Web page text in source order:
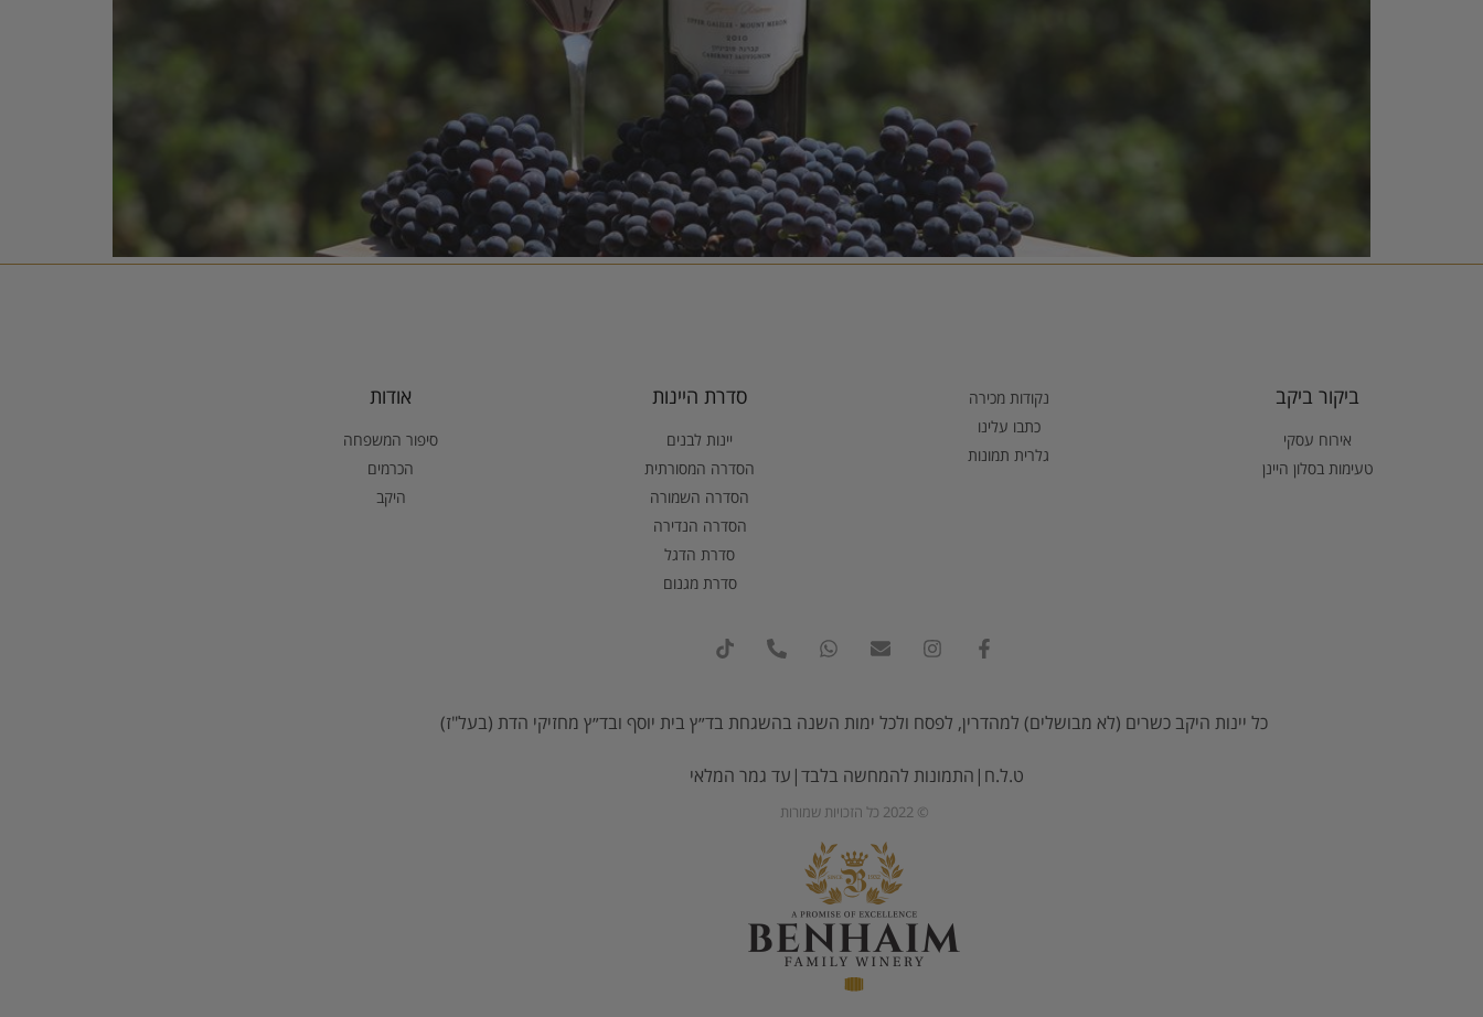
ביקור ביקב
אירוח עסקי
טעימות בסלון היינן
נקודות מכירה
כתבו עלינו
גלרית תמונות
סדרת היינות
יינות לבנים
הסדרה המסורתית
הסדרה השמורה
הסדרה הנדירה
סדרת הדגל
סדרת מגנום
אודות
סיפור המשפחה
הכרמים
היקב
כל יינות היקב כשרים (לא מבושלים) למהדרין, לפסח ולכל ימות השנה בהשגחת בד״ץ בית יוסף ובד״ץ מחזיקי הדת (בעל"ז)
ט.ל.ח|התמונות להמחשה בלבד|עד גמר המלאי
© 2022 כל הזכויות שמורות